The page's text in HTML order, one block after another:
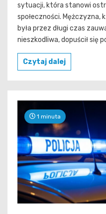
sytuacji, która stanowi
społeczności. Mężczyzna,
była przez długi czas
nieszkodliwa, dopuścił się
Czytaj dalej
1 minuta